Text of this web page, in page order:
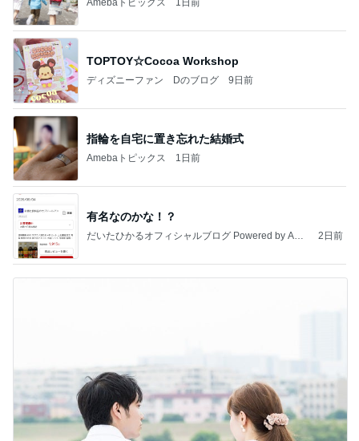
Amebaトピックス 1日前
TOPTOY☆Cocoa Workshop
ディズニーファン Dのブログ 9日前
指輪を自宅に置き忘れた結婚式
Amebaトピックス 1日前
有名なのかな！？
だいたひかるオフィシャルブログ Powered by Ame
2日前